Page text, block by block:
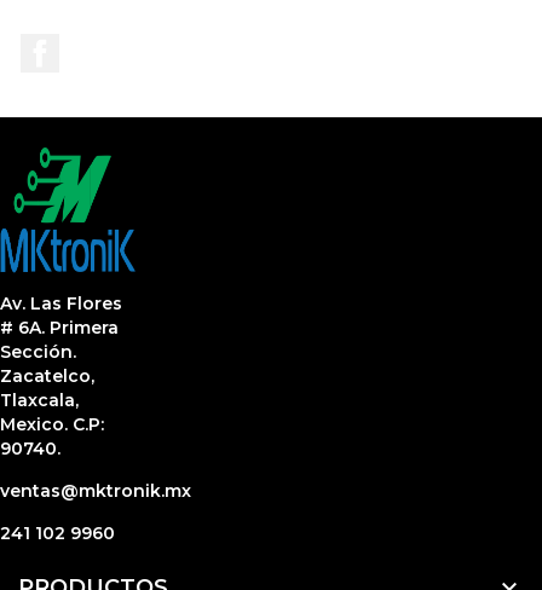
Av. Las Flores
# 6A. Primera
Sección.
Zacatelco,
Tlaxcala,
Mexico. C.P:
90740.
ventas@mktronik.mx
241 102 9960